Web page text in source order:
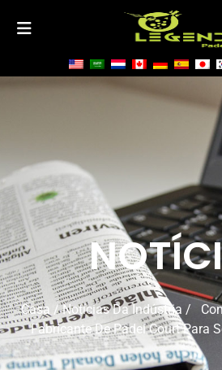
Casa /Notícias Da Indústria /
Fabricante De Padel Court Para